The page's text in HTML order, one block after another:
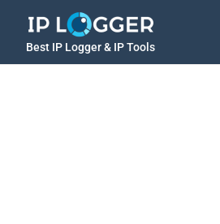
Best IP Logger & IP Tools